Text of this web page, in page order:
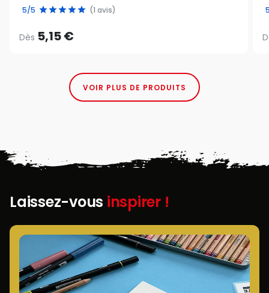
5/5 (1 avis)
Dès 5,15 €
VOIR PLUS DE PRODUITS
Laissez-vous inspirer !